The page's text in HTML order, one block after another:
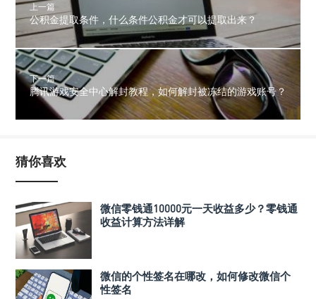
上一篇
公积金提取条件，什么条件公积金才可以提取出来？
下一篇
腾讯游戏安全中心解封教程，如何解封被冻结的游戏账号？
猜你喜欢
微信零钱通10000元一天收益多少？零钱通
收益计算方法详解
微信的个性签名在哪改，如何修改微信个
性签名